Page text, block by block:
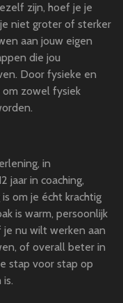
zijn, hoef je je
niet groter of sterker
aan jouw eigen
die jou
Door fysieke en
zowel fysiek
in
jaar in coaching,
om je écht krachtig
is warm, persoonlijk
nu wilt werken aan
of overall beter in
stap voor stap op